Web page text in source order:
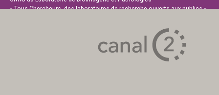
« Tous Chercheurs, des laboratoires de recherche ouverts aux publics »
à l’INRAE et Présidente de l’association Tous Chercheurs
Présentation de la plateforme Corpus du Réseau Canopé - Par Jeanne
Claverie, Médiatrice Ressources et Services